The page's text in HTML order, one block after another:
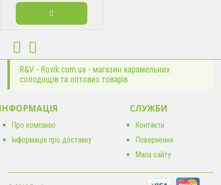
R&V - Rovik.com.ua - магазин карамельних
солодощів та оптових товарів
Про компанію
Інформація про доставку
CЛУЖБИ
Контакти
Повернення
Мапа сайту